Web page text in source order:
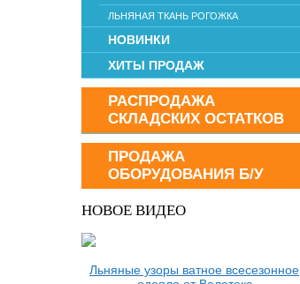
ЛЬНЯНАЯ ТКАНЬ РОГОЖКА
НОВИНКИ
ХИТЫ ПРОДАЖ
РАСПРОДАЖА
СКЛАДСКИХ ОСТАТКОВ
ПРОДАЖА
ОБОРУДОВАНИЯ Б/У
НОВОЕ ВИДЕО
Льняные узоры ватное всесезонное